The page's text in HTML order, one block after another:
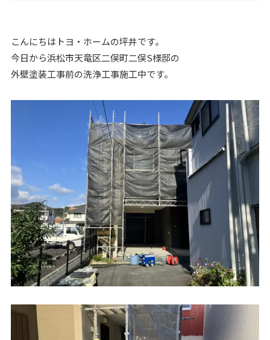
こんにちはトヨ・ホームの坪井です。
今日から浜松市天竜区二俣町二俣S様邸の
外壁塗装工事前の洗浄工事施工中です。